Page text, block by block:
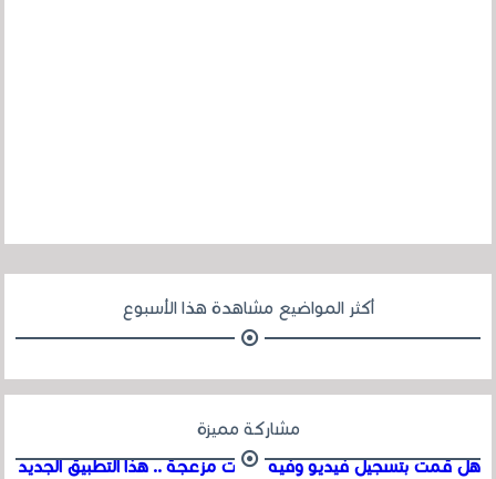
أكثر المواضيع مشاهدة هذا الأسبوع
مشاركة مميزة
هل قمت بتسجيل فيديو وفيه أصوت مزعجة .. هذا التطبيق الجديد